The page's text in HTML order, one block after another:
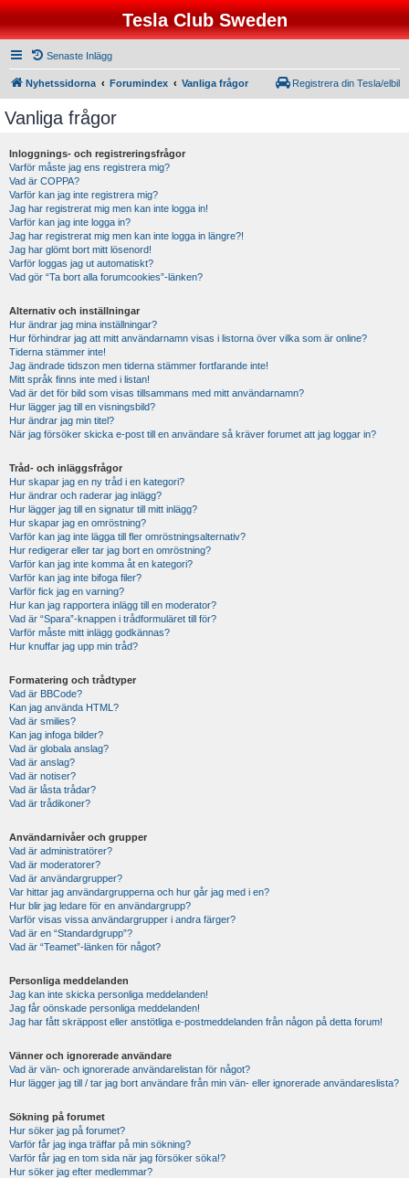
Tesla Club Sweden
Senaste Inlägg
Nyhetssidorna Forumindex Vanliga frågor Registrera din Tesla/elbil
Vanliga frågor
Inloggnings- och registreringsfrågor
Varför måste jag ens registrera mig?
Vad är COPPA?
Varför kan jag inte registrera mig?
Jag har registrerat mig men kan inte logga in!
Varför kan jag inte logga in?
Jag har registrerat mig men kan inte logga in längre?!
Jag har glömt bort mitt lösenord!
Varför loggas jag ut automatiskt?
Vad gör “Ta bort alla forumcookies”-länken?
Alternativ och inställningar
Hur ändrar jag mina inställningar?
Hur förhindrar jag att mitt användarnamn visas i listorna över vilka som är online?
Tiderna stämmer inte!
Jag ändrade tidszon men tiderna stämmer fortfarande inte!
Mitt språk finns inte med i listan!
Vad är det för bild som visas tillsammans med mitt användarnamn?
Hur lägger jag till en visningsbild?
Hur ändrar jag min titel?
När jag försöker skicka e-post till en användare så kräver forumet att jag loggar in?
Tråd- och inläggsfrågor
Hur skapar jag en ny tråd i en kategori?
Hur ändrar och raderar jag inlägg?
Hur lägger jag till en signatur till mitt inlägg?
Hur skapar jag en omröstning?
Varför kan jag inte lägga till fler omröstningsalternativ?
Hur redigerar eller tar jag bort en omröstning?
Varför kan jag inte komma åt en kategori?
Varför kan jag inte bifoga filer?
Varför fick jag en varning?
Hur kan jag rapportera inlägg till en moderator?
Vad är “Spara”-knappen i trådformuläret till för?
Varför måste mitt inlägg godkännas?
Hur knuffar jag upp min tråd?
Formatering och trådtyper
Vad är BBCode?
Kan jag använda HTML?
Vad är smilies?
Kan jag infoga bilder?
Vad är globala anslag?
Vad är anslag?
Vad är notiser?
Vad är låsta trådar?
Vad är trådikoner?
Användarnivåer och grupper
Vad är administratörer?
Vad är moderatorer?
Vad är användargrupper?
Var hittar jag användargrupperna och hur går jag med i en?
Hur blir jag ledare för en användargrupp?
Varför visas vissa användargrupper i andra färger?
Vad är en “Standardgrupp”?
Vad är “Teamet”-länken för något?
Personliga meddelanden
Jag kan inte skicka personliga meddelanden!
Jag får oönskade personliga meddelanden!
Jag har fått skräppost eller anstötliga e-postmeddelanden från någon på detta forum!
Vänner och ignorerade användare
Vad är vän- och ignorerade användarelistan för något?
Hur lägger jag till / tar jag bort användare från min vän- eller ignorerade användareslista?
Sökning på forumet
Hur söker jag på forumet?
Varför får jag inga träffar på min sökning?
Varför får jag en tom sida när jag försöker söka!?
Hur söker jag efter medlemmar?